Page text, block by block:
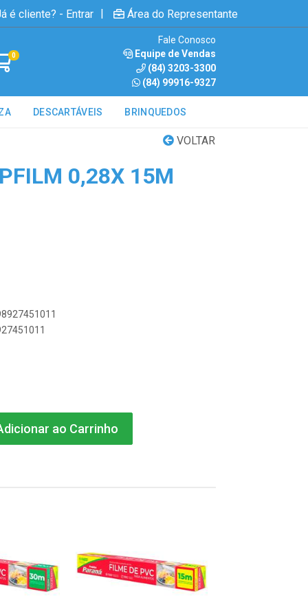
é cliente? - Entrar | Área do Representante
0
Fale Conosco
Equipe de Vendas
(84) 3203-3300
(84) 99916-9327
DESCARTÁVEIS BRINQUEDOS
VOLTAR
0,28X 15M
ao Carrinho